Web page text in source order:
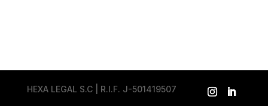
HEXA LEGAL S.C | R.I.F. J-501419507